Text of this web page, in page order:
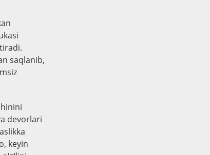
saqlanib,
devorlari
keyin